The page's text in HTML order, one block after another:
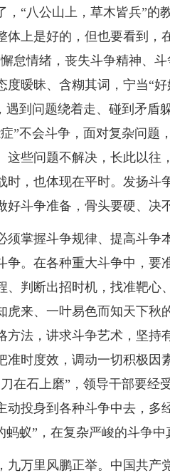
，“八公山上，草木皆兵”的
体上是好的，但也要看到，
怠情绪，丧失斗争精神、
度暧昧、含糊其词，宁当“
遇到问题绕着走、碰到矛
”不会斗争，面对复杂问题
这些问题不解决，长此以往
时，也体现在平时。发扬斗
好斗争准备，骨头要硬、决
须掌握斗争规律、提高斗争
争。在各种重大斗争中，要
、判断出招时机，找准靶心
虎来、一叶易色而知天下秋
方法，讲求斗争艺术，坚持
准时度效，调动一切积极因
在石上磨”，领导干部要经
动投身到各种斗争中去，多
蚂蚁”，在复杂严峻的斗争
九万里风鹏正举。中国共产